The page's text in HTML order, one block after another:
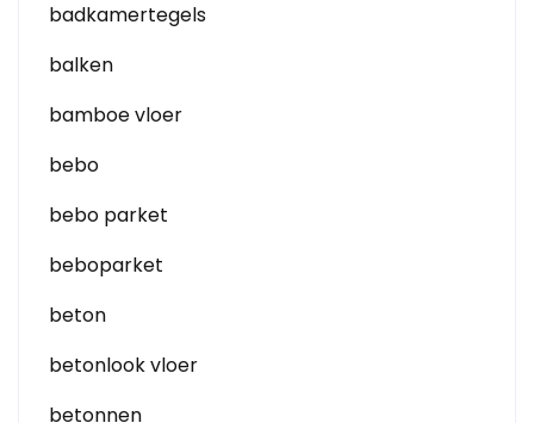
badkamertegels
balken
bamboe vloer
bebo
bebo parket
beboparket
beton
betonlook vloer
betonnen